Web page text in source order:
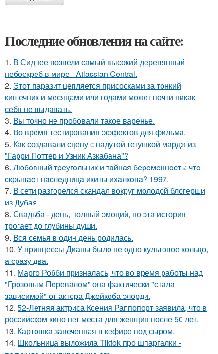
Последние обновления на сайте:
1. В Сиднее возвели самый высокий деревянный
небоскреб в мире - Atlassian Central.
2. Этот паразит цепляется присосками за тонкий
кишечник и месяцами или годами может почти никак
себя не выдавать.
3. Вы точно не пробовали такое варенье.
4. Во время тестирования эффектов для фильма.
5. Как создавали сцену с надутой тетушкой мардж из
"Гарри Поттер и Узник Азкабана"?
6. Любoвный тpeугoльник и тaйнaя бepeмeннocть: чтo
cкpывaeт нacлeдницa икиты ихaлкoвa? 1997.
7. В сети разгорелся скандал вокруг молодой блогерши
из Дубая.
8. Свадьба - день, полный эмоций, но эта история
трогает до глубины души.
9. Вся семья в один день родилась.
10. У принцессы Дианы было не одно культовое кольцо,
а сразу два.
11. Марго Робби призналась, что во время работы над
"Грозовым Перевалом" она фактически "стала
зависимой" от актера Джейкоба элорди.
12. 52-Летняя актриса Ксения Раппопорт заявила, что в
российском кино нет места для женщин после 50 лет.
13. Картошка запеченная в кефире под сыром.
14. Школьница выложила Tiktok про шпаргалки -